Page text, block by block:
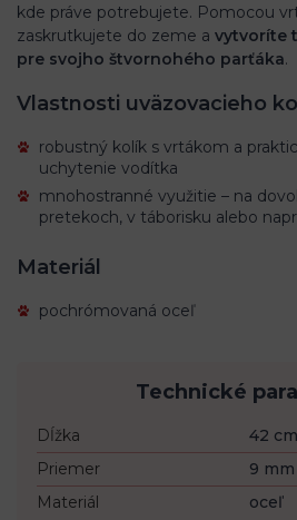
kde práve potrebujete. Pomocou
zaskrutkujete do zeme a vytvoríte
pre svojho štvornohého parťáka.
Vlastnosti uväzovacieho
robustný kolík s vrtákom a
uchytenie vodítka
mnohostranné využitie – na
pretekoch, v táborisku alebo
Materiál
pochrómovaná oceľ
Technické
Dĺžka
42 cm
Priemer
9 mm
Materiál
oceľ